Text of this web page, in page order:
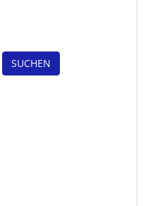
SUCHEN